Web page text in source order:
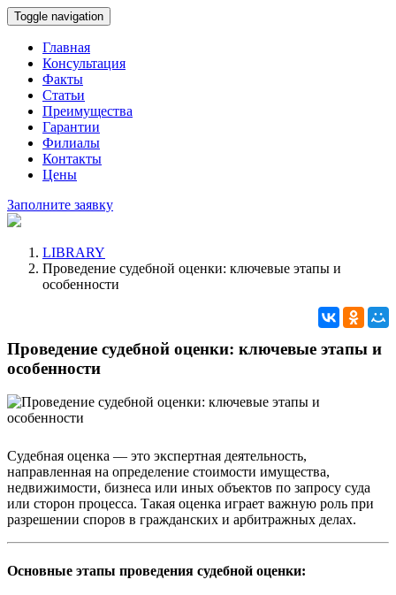
Toggle navigation
Главная
Консультация
Факты
Статьи
Преимущества
Гарантии
Филиалы
Контакты
Цены
Заполните заявку
LIBRARY
Проведение судебной оценки: ключевые этапы и
особенности
Проведение судебной оценки: ключевые этапы и
особенности
Судебная оценка — это экспертная деятельность,
направленная на определение стоимости имущества,
недвижимости, бизнеса или иных объектов по запросу суда
или сторон процесса. Такая оценка играет важную роль при
разрешении споров в гражданских и арбитражных делах.
Основные этапы проведения судебной оценки: